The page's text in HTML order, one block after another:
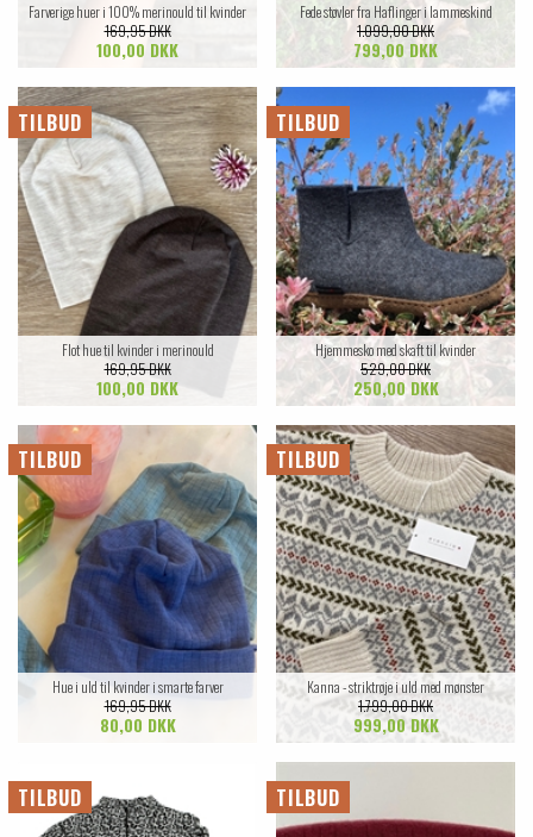
Farverige huer i 100% merinould til kvinder
169,95 DKK
100,00 DKK
Fede støvler fra Haflinger i lammeskind
1.099,00 DKK
799,00 DKK
TILBUD
Flot hue til kvinder i merinould
169,95 DKK
100,00 DKK
TILBUD
Hjemmesko med skaft til kvinder
529,00 DKK
250,00 DKK
TILBUD
Hue i uld til kvinder i smarte farver
169,95 DKK
80,00 DKK
TILBUD
Kanna - striktrøje i uld med mønster
1.799,00 DKK
999,00 DKK
TILBUD TILBUD